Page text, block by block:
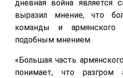
дневная война является
выразил мнение, что
команды и армянского
подобным мнением.
«Большая часть
понимает, что разгром